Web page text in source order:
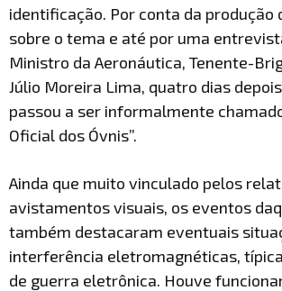
identificação. Por conta da produção
sobre o tema e até por uma
Ministro da Aeronáutica, Tenente-
Júlio Moreira Lima, quatro dias
passou a ser informalmente
Oficial dos Óvnis”.
Ainda que muito vinculado pelos
avistamentos visuais, os eventos
também destacaram eventuais
interferência eletromagnéticas,
de guerra eletrônica. Houve